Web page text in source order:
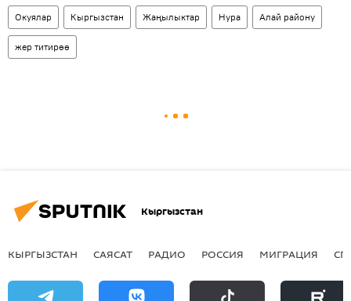
Окуялар Кыргызстан Жаңылыктар Нура Алай району
жер титирөө
Кыргызстан
КЫРГЫЗСТАН САЯСАТ РАДИО РОССИЯ МИГРАЦИЯ